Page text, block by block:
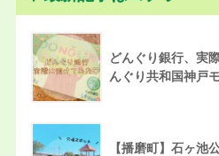
どんぐり銀行、実
んぐり共和国神戸
【播磨町】石ヶ池